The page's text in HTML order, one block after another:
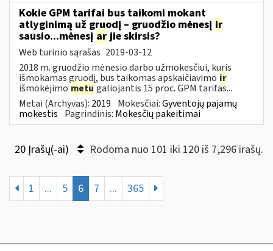
Kokie GPM tarifai bus taikomi mokant
atlyginimą už gruodį – gruodžio mėnesį ir
sausio...mėnesį arjie skirsis?
Web turinio sąrašas 2019-03-12
2018 m. gruodžio mėnesio darbo užmokesčiui, kuris
išmokamas gruodį, bus taikomas apskaičiavimo ir
išmokėjimo metu galiojantis 15 proc. GPM tarifas...
Metai (Archyvas): 2019 Mokesčiai:Gyventojų pajamų
mokestis Pagrindinis: Mokesčių pakeitimai
20 Įrašų(-ai) Rodoma nuo 101 iki 120 iš 7,296 irašų.
1 ... 5 6 7 ... 365